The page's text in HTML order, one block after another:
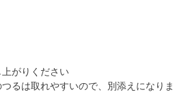
がりください
るは取れやすいので、別添えになりま